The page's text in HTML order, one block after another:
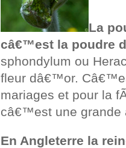
La
câ€™est la poudre
sphondylum ou
fleur dâ€™or.
mariages et pour la
câ€™est une grande
En Angleterre la